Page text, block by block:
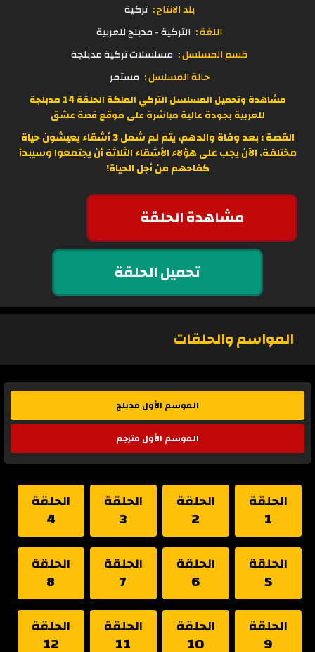
بلد الانتاج : تركية
اللغة : التركية - مدبلج للعربية
قسم المسلسل : مسلسلات تركية مدبلجة
حالة المسلسل : مستمر
مشاهدة وتحميل المسلسل التركي الملكة الحلقة 14 مدبلجة
للعربية بجودة عالية مباشرة على موقع قصة عشق
القصة : بعد وفاة والدهم، يتم لم شمل 3 أشقاء يعيشون حياة
مختلفة. الآن يجب على هؤلاء الأشقاء الثلاثة أن يجتمعوا وسيبدأ
كفاحهم من أجل الحياة!
مشاهدة الحلقة
تحميل الحلقة
المواسم والحلقات
الموسم الأول مدبلج
الموسم الأول مترجم
الحلقة
1
الحلقة
2
الحلقة
3
الحلقة
4
الحلقة
5
الحلقة
6
الحلقة
7
الحلقة
8
الحلقة
9
الحلقة
10
الحلقة
11
الحلقة
12